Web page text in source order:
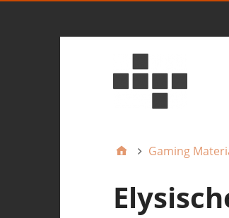
Gaming